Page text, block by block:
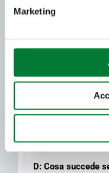
MarketingBilancio
mesi)
depositato da più
Un bilancio
9 mesi fornisce
e affidabile. Ciò
maggiore
dell’impresa e la
D: Cosa succede